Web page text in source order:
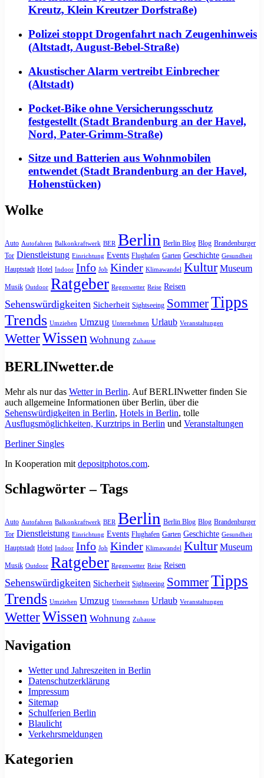
Kreutz, Klein Kreutzer Dorfstraße)
Polizei stoppt Drogenfahrt nach Zeugenhinweis
(Altstadt, August-Bebel-Straße)
Akustischer Alarm vertreibt Einbrecher
(Altstadt)
Pocket-Bike ohne Versicherungsschutz
festgestellt (Stadt Brandenburg an der Havel,
Nord, Pater-Grimm-Straße)
Sitze und Batterien aus Wohnmobilen
entwendet (Stadt Brandenburg an der Havel,
Hohenstücken)
Wolke
Auto Autofahren Balkonkraftwerk BER Berlin Berlin Blog Blog Brandenburger
Tor Dienstleistung Einrichtung Events Flughafen Garten Geschichte Gesundheit
Hauptstadt Hotel Indoor Info Job Kinder Klimawandel Kultur Museum
Musik Outdoor Ratgeber Regenwetter Reise Reisen
Sehenswürdigkeiten Sicherheit Sightseeing SommerTipps
Trends Umziehen Umzug Unternehmen Urlaub Veranstaltungen
WetterWissen Wohnung Zuhause
BERLINwetter.de
Mehr als nur das Wetter in Berlin. Auf BERLINwetter finden Sie
auch allgemeine Informationen über Berlin, über die
Sehenswürdigkeiten in Berlin, Hotels in Berlin, tolle
Ausflugsmöglichkeiten, Kurztrips in Berlin und Veranstaltungen
Berliner Singles
In Kooperation mit depositphotos.com.
Schlagwörter – Tags
Auto Autofahren Balkonkraftwerk BER Berlin Berlin Blog Blog Brandenburger
Tor Dienstleistung Einrichtung Events Flughafen Garten Geschichte Gesundheit
Hauptstadt Hotel Indoor Info Job Kinder Klimawandel Kultur Museum
Musik Outdoor Ratgeber Regenwetter Reise Reisen
Sehenswürdigkeiten Sicherheit Sightseeing SommerTipps
Trends Umziehen Umzug Unternehmen Urlaub Veranstaltungen
WetterWissen Wohnung Zuhause
Navigation
Wetter und Jahreszeiten in Berlin
Datenschutzerklärung
Impressum
Sitemap
Schulferien Berlin
Blaulicht
Verkehrsmeldungen
Kategorien